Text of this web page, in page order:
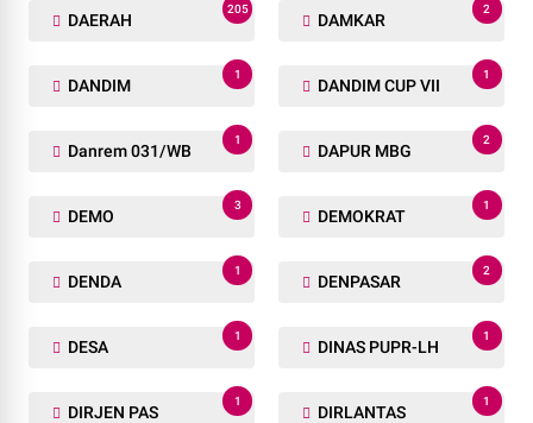
DAERAH
205
DAMKAR
2
DANDIM
1
DANDIM CUP VII
1
Danrem 031/WB
1
DAPUR MBG
2
DEMO
3
DEMOKRAT
1
DENDA
1
DENPASAR
2
DESA
1
DINAS PUPR-LH
1
DIRJEN PAS
1
DIRLANTAS
1